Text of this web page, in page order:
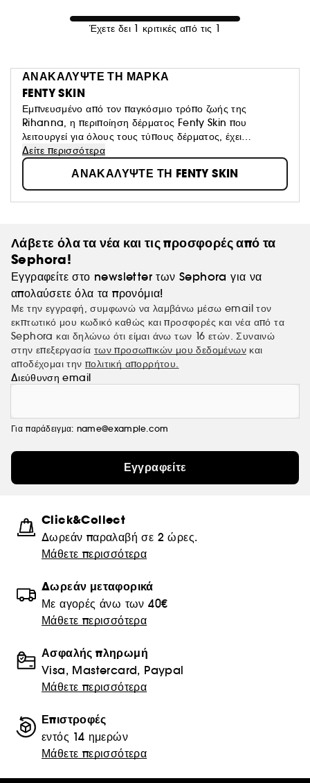
Έχετε δει 1 κριτικές από τις 1
ΑΝΑΚΑΛΥΨΤΕ ΤΗ ΜΑΡΚΑ
FENTY SKIN
Εμπνευσμένο από τον παγκόσμιο τρόπο ζωής της
Rihanna, η περιποίηση δέρματος Fenty Skin που
λειτουργεί για όλους τους τύπους δέρματος, έχει
απίστευτη αίσθηση και σας κάνει να αισθάνεστε καλά όταν
το χρησιμοποιείτε και είναι για όλους. Ενημερωθείτε για τη
νέα κουλτούρα της περιποίησης της επιδερμίδας!
Δείτε περισσότερα
ΑΝΑΚΑΛΥΨΤΕ ΤΗ FENTY SKIN
Λάβετε όλα τα νέα και τις προσφορές από τα
Sephora!
Εγγραφείτε στο newsletter των Sephora για να
απολαύσετε όλα τα προνόμια!
Με την εγγραφή, συμφωνώ να λαμβάνω μέσω email τον
εκπτωτικό μου κωδικό καθώς και προσφορές και νέα από τα
Sephora και δηλώνω ότι είμαι άνω των 16 ετών. Συναινώ
στην επεξεργασία των προσωπικών μου δεδομένων και
αποδέχομαι την πολιτική απορρήτου.
Διεύθυνση email
Για παράδειγμα: name@example.com
Εγγραφείτε
Click&Collect
Δωρεάν παραλαβή σε 2 ώρες.
Μάθετε περισσότερα
Δωρεάν μεταφορικά
Με αγορές άνω των 40€
Μάθετε περισσότερα
Ασφαλής πληρωμή
Visa, Mastercard, Paypal
Μάθετε περισσότερα
Επιστροφές
εντός 14 ημερών
Μάθετε περισσότερα